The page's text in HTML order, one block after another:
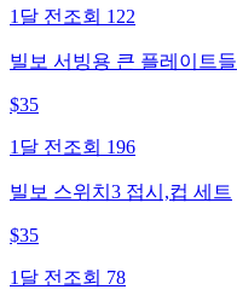
1달 전 조회 122
빌보 서빙용 큰 플레이트들
$35
1달 전 조회 196
빌보 스위치3 접시,컵 세트
$35
1달 전 조회 78